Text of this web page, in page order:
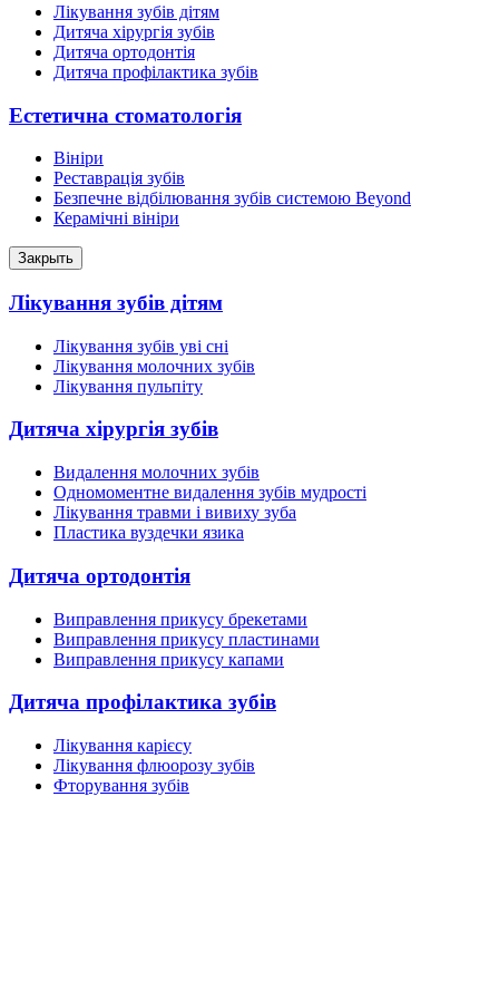
Лікування зубів дітям
Дитяча хірургія зубів
Дитяча ортодонтія
Дитяча профілактика зубів
Естетична стоматологія
Вініри
Реставрація зубів
Безпечне відбілювання зубів системою Beyond
Керамічні вініри
Закрыть
Лікування зубів дітям
Лікування зубів уві сні
Лікування молочних зубів
Лікування пульпіту
Дитяча хірургія зубів
Видалення молочних зубів
Одномоментне видалення зубів мудрості
Лікування травми і вивиху зуба
Пластика вуздечки язика
Дитяча ортодонтія
Виправлення прикусу брекетами
Виправлення прикусу пластинами
Виправлення прикусу капами
Дитяча профілактика зубів
Лікування карієсу
Лікування флюорозу зубів
Фторування зубів